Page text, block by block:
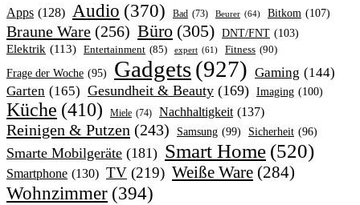
Apps (128) Audio (370) Bad (73) Beurer (64) Bitkom (107)
Braune Ware (256) Büro (305) DNT/FNT (103)
Elektrik (113) Entertainment (85) expert (61) Fitness (90)
Frage der Woche (95) Gadgets(927) Gaming (144)
Garten (165) Gesundheit & Beauty (169) Imaging (100)
Küche (410) Miele (74) Nachhaltigkeit (137)
Reinigen & Putzen (243) Samsung (99) Sicherheit (96)
Smarte Mobilgeräte (181) Smart Home (520)
Smartphone (130) TV (219) Weiße Ware (284)
Wohnzimmer (394)